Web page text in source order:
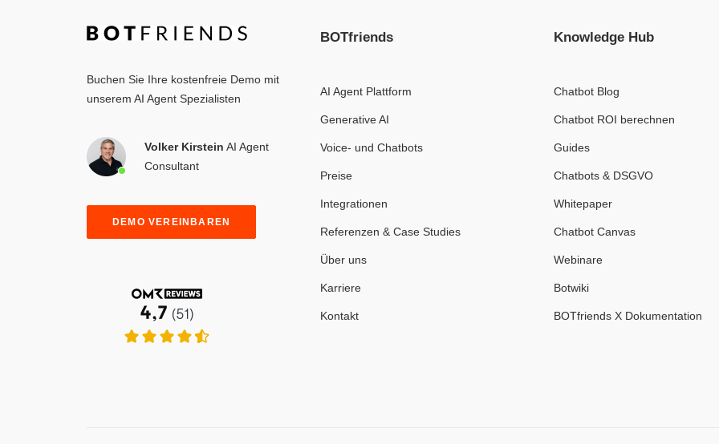
Buchen Sie Ihre kostenfreie Demo mit
unserem AI Agent Spezialisten
Volker Kirstein AI Agent
Consultant
DEMO VEREINBAREN
BOTfriends
AI Agent Plattform
Generative AI
Voice- und Chatbots
Preise
Integrationen
Referenzen & Case Studies
Über uns
Karriere
Kontakt
Knowledge Hub
Chatbot Blog
Chatbot ROI berechnen
Guides
Chatbots & DSGVO
Whitepaper
Chatbot Canvas
Webinare
Botwiki
BOTfriends X Dokumentation